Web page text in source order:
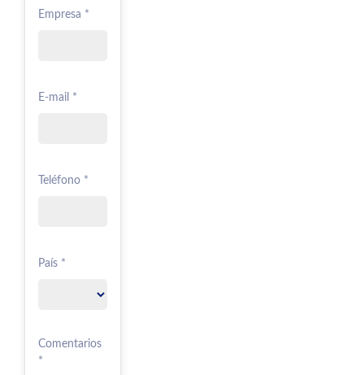
Empresa *
E-mail *
Teléfono *
País *
Comentarios
*